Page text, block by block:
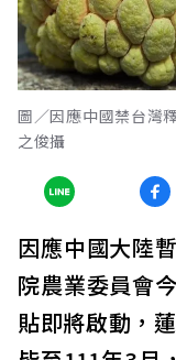
圖／因應中國禁台灣
之俊攝
因應中國大陸
院農業委員會
貼即將啟動，